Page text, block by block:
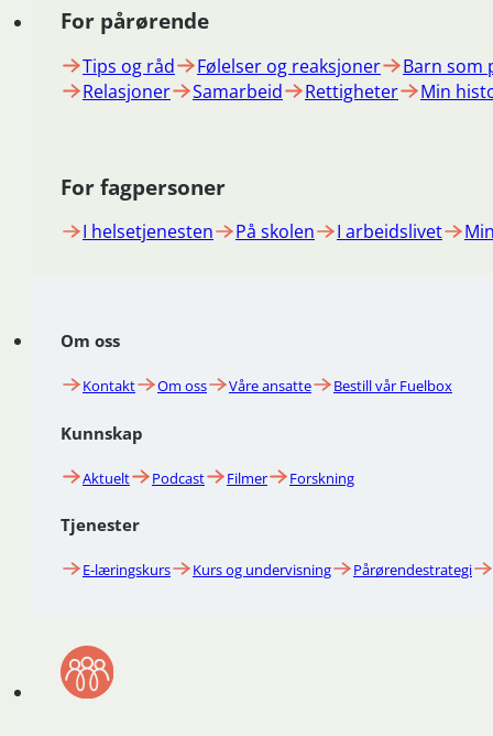
For pårørende
Tips og råd Følelser og reaksjoner
Barn som
Relasjoner
Samarbeid Rettigheter Min
For fagpersoner
I helsetjenesten På skolen I arbeidslivet
Om oss
Kontakt Om oss Våre ansatte Bestill vår Fuelbox
Kunnskap
Aktuelt Podcast Filmer Forskning
Tjenester
E-læringskurs Kurs og undervisning Pårørendestrategi